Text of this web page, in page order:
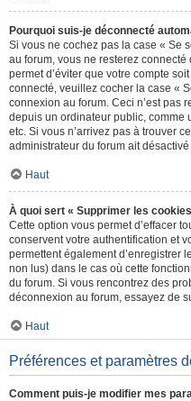
Pourquoi suis-je déconnecté
Si vous ne cochez pas la case « Se
au forum, vous ne resterez
permet d’éviter que votre compte
connecté, veuillez cocher la case «
connexion au forum. Ceci n’est pas
depuis un ordinateur public, comme
etc. Si vous n’arrivez pas à trouver
administrateur du forum ait
Haut
À quoi sert « Supprimer les
Cette option vous permet d’effacer
conservent votre authentification et
permettent également d’enregistrer
non lus) dans le cas où cette
du forum. Si vous rencontrez des
déconnexion au forum, essayez de
Haut
Préférences et paramètres
Comment puis-je modifier mes